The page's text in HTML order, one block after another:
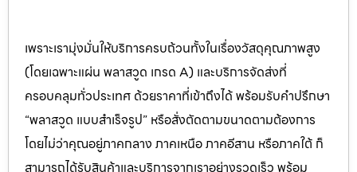
เพราะเรามุ่งมั่นให้บริการครบถ้วนทั้งในเรื่องวัสดุคุณภาพสูง
(โดยเฉพาะแผ่น พลาสวูด เกรด A) และบริการจัดส่งที่
ครอบคลุมทั่วประเทศ ด้วยราคาที่เข้าถึงได้ พร้อมรับคำปรึกษา
“พลาสวูด แบบสำเร็จรูป” หรือสั่งตัดตามขนาดตามต้องการ
โดยไม่ว่าคุณอยู่ภาคกลาง ภาคเหนือ ภาคอีสาน หรือภาคใต้ ก็
สามารถได้รับสินค้าและบริการจากเราอย่างรวดเร็ว พร้อม